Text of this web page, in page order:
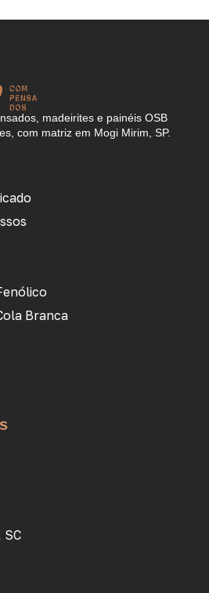
madeirites e painéis OSB
com matriz em Mogi Mirim, SP.
Branca
SC